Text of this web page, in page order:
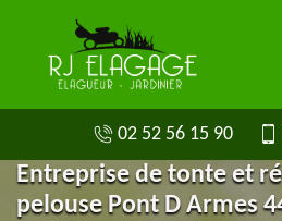
02 52 56 15 90
Entreprise de tonte et
pelouse Pont D Armes